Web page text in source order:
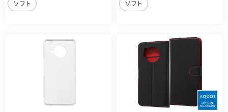
ソフト ソフト